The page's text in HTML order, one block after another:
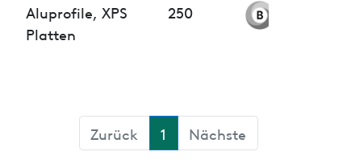
Aluprofile, XPS
Platten
250
Zurück 1 Nächste